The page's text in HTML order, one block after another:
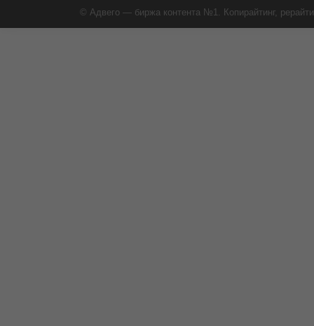
© Адвего — биржа контента №1. Копирайтинг,